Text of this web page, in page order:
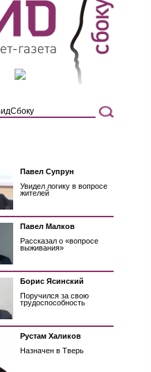
Павел Супрун
Увидел логику в вопросе
жителей
Павел Малков
Рассказал о «вопросе
выживания»
Борис Ясинский
Поручился за свою
трудоспособность
Рустам Халиков
Назначен в Тверь